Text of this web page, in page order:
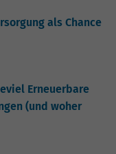
als Chance
Erneuerbare
(und woher